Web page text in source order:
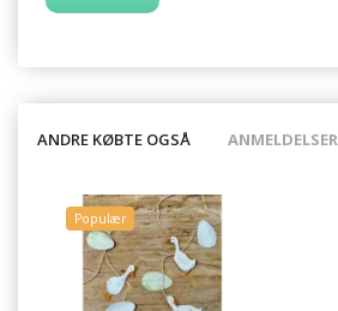
ANDRE KØBTE OGSÅ ANMELDELSER
Populær